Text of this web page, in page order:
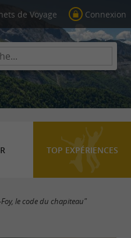
de Voyage Connexion
TOP EXPÉRIENCES
le code du chapiteau"